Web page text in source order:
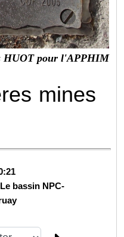
HUOT pour l'APPHIM
mines
Le bassin NPC-